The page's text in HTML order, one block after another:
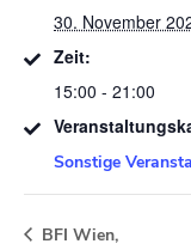
30. November
Zeit:
15:00 - 21:00
Sonstige
BFI Wien,